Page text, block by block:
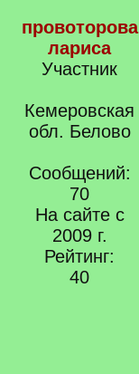
провоторова
лариса
Участник
Кемеровская
обл. Белово
Сообщений:
70
На сайте с
2009 г.
Рейтинг:
40